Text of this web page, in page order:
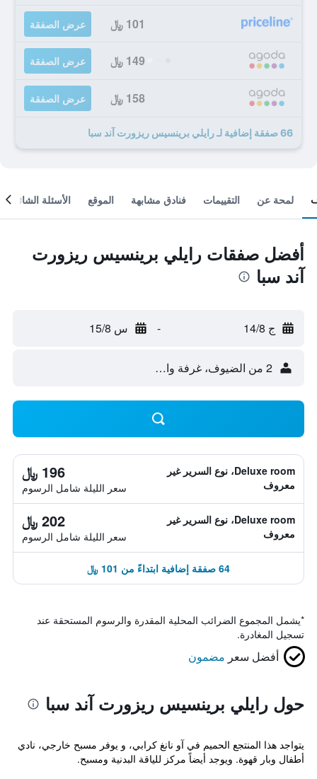
101 ﷼ عرض الصفقة
149 ﷼ عرض الصفقة
158 ﷼ عرض الصفقة
66 صفقة إضافية لـ رايلي برينسيس ريزورت آند سبا
لمحة عن التقييمات فنادق مشابهة الموقع الأسئلة الشائعة
أفضل صفقات رايلي برينسيس ريزورت
آند سبا
ج 14/8 - س 15/8
2 من الضيوف، غرفة واحدة
Deluxe room، نوع السرير غير
معروف
196 ﷼
سعر الليلة شامل الرسوم
Deluxe room، نوع السرير غير
معروف
202 ﷼
سعر الليلة شامل الرسوم
64 صفقة إضافية ابتداءً من 101 ﷼
*يشمل المجموع الضرائب المحلية المقدرة والرسوم المستحقة عند
تسجيل المغادرة.
أفضل سعر مضمون
حول رايلي برينسيس ريزورت آند سبا
يتواجد هذا المنتجع الحميم في آو نانغ كرابي، و يوفر مسبح خارجي، نادي
أطفال وبار قهوة. ويوجد أيضاً مركز للياقة البدنية ومسبح.